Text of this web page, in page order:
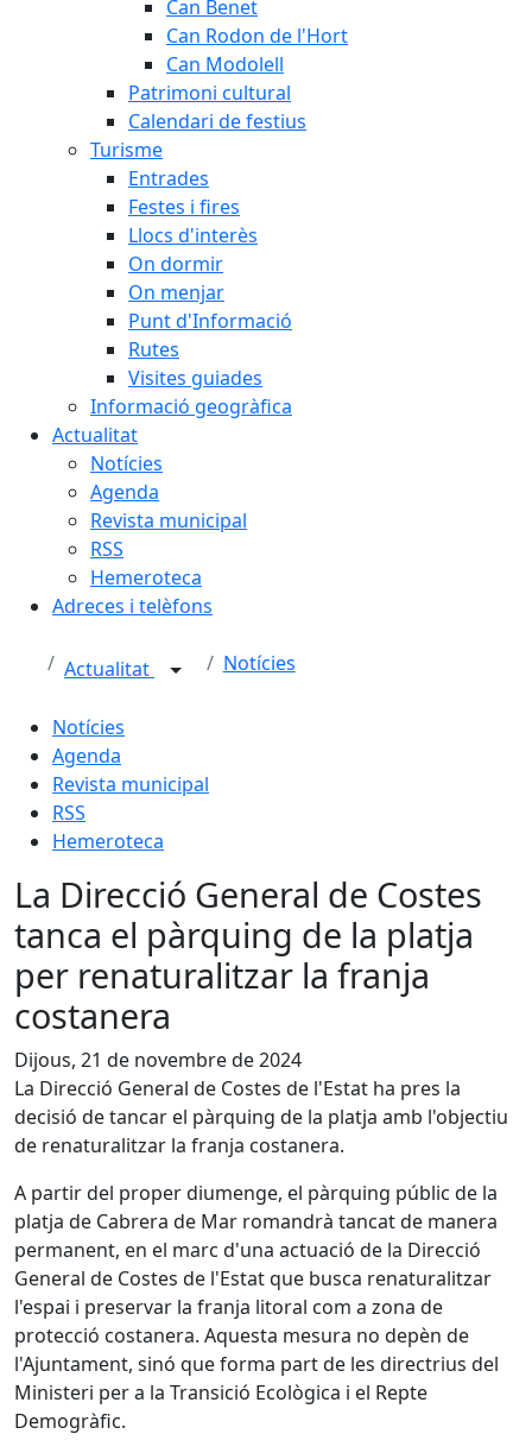
Can Benet
Can Rodon de l'Hort
Can Modolell
Patrimoni cultural
Calendari de festius
Turisme
Entrades
Festes i fires
Llocs d'interès
On dormir
On menjar
Punt d'Informació
Rutes
Visites guiades
Informació geogràfica
Actualitat
Notícies
Agenda
Revista municipal
RSS
Hemeroteca
Adreces i telèfons
Actualitat Notícies
Notícies
Agenda
Revista municipal
RSS
Hemeroteca
La Direcció General de Costes
tanca el pàrquing de la platja
per renaturalitzar la franja
costanera
Dijous, 21 de novembre de 2024
La Direcció General de Costes de l'Estat ha pres la
decisió de tancar el pàrquing de la platja amb l'objectiu
de renaturalitzar la franja costanera.
A partir del proper diumenge, el pàrquing públic de la
platja de Cabrera de Mar romandrà tancat de manera
permanent, en el marc d'una actuació de la Direcció
General de Costes de l'Estat que busca renaturalitzar
l'espai i preservar la franja litoral com a zona de
protecció costanera. Aquesta mesura no depèn de
l'Ajuntament, sinó que forma part de les directrius del
Ministeri per a la Transició Ecològica i el Repte
Demogràfic.